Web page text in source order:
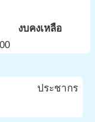
งบคงเหลือ
ประชากร